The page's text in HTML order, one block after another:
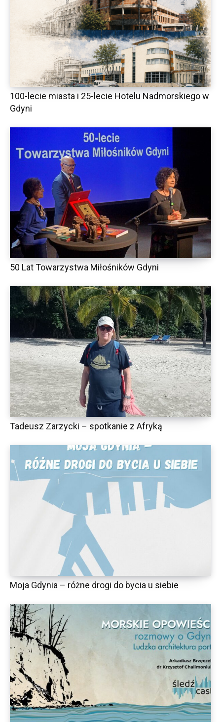
100-lecie miasta i 25-lecie Hotelu Nadmorskiego w
Gdyni
50 Lat Towarzystwa Miłośników Gdyni
Tadeusz Zarzycki – spotkanie z Afryką
Moja Gdynia – różne drogi do bycia u siebie